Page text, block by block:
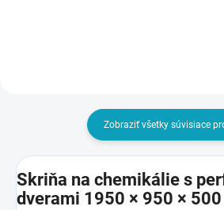
Zobraziť všetky súvisiace
Skriňa na chemikálie s
dverami 1950 × 950 ×